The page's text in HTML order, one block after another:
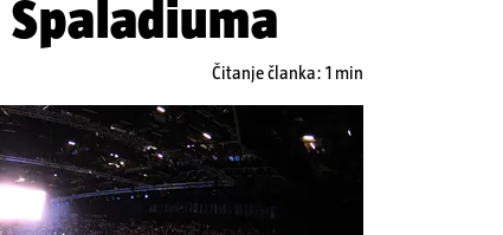
Čitanje članka: 1 min